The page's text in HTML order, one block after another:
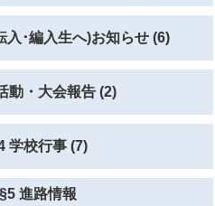
入･編入生へ)お知らせ (6)
動・大会報告 (2)
学校行事 (7)
§5 進路情報